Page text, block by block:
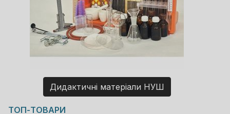
Дидактичні матеріали НУШ
Copyright MAXXmarketing GmbH
ТОП-ТОВАРИ